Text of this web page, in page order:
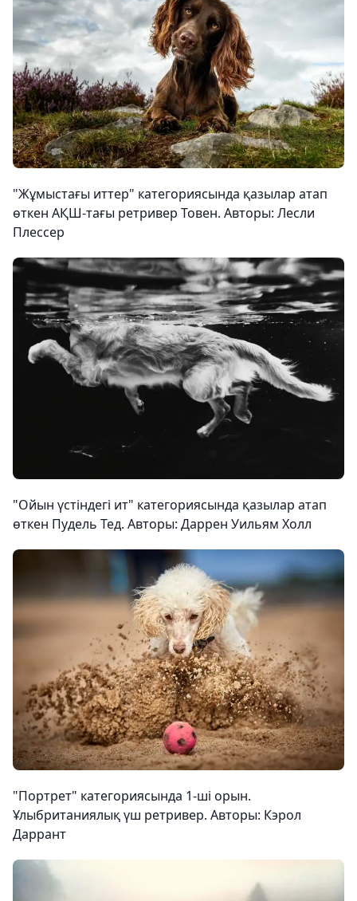
"Жұмыстағы иттер" категориясында қазылар атап
өткен АҚШ-тағы ретривер Товен. Авторы: Лесли
Плессер
"Ойын үстіндегі ит" категориясында қазылар атап
өткен Пудель Тед. Авторы: Даррен Уильям Холл
"Портрет" категориясында 1-ші орын.
Ұлыбританиялық үш ретривер. Авторы: Кэрол
Даррант